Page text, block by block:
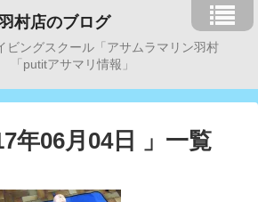
村店のブログ
ビングスクール「アサムラマリン羽村
「putitアサマリ情報」
年06月04日 」一覧